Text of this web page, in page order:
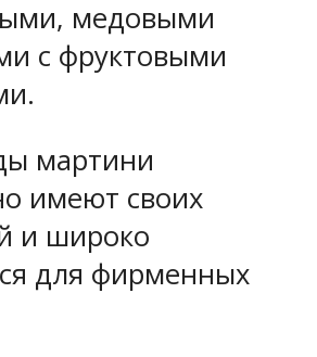
медовыми
с фруктовыми
мартини
имеют своих
и широко
для фирменных